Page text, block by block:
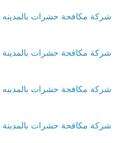
شركة مكافحة حشرات بالمدينه
شركة مكافحة حشرات بالمدينه
شركة مكافحة حشرات بالمدينة